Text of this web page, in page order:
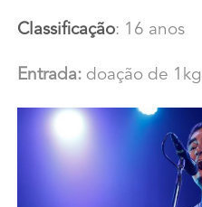
Classificação: 16 anos
Entrada: doação de